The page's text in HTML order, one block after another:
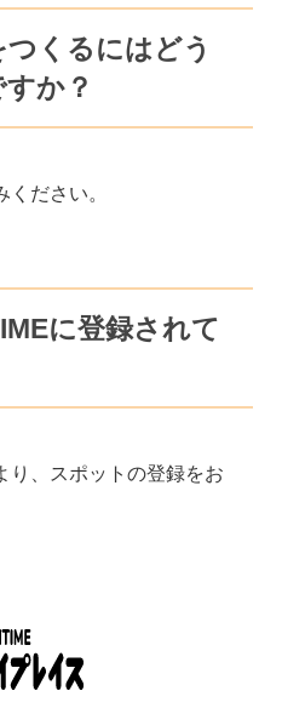
くるにはどう
か？
ください。
に登録されて
り、スポットの登録をお